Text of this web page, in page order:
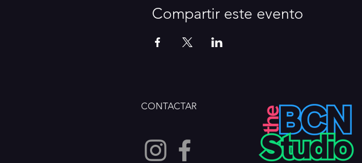
Compartir este evento
CONTACTAR